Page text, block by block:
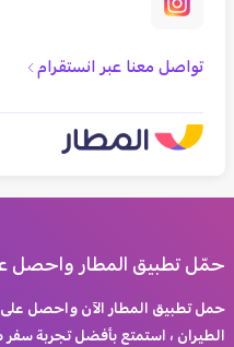
تواصل معنا عبر انستقرام
حمّل تطبيق المطار واحصل
حمل تطبيق المطار الآن واحصل
الطيران ، استمتع بأفضل تجربة سفر